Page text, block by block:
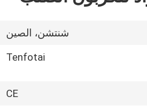
شنتشن، الصين
Tenfotai
CE